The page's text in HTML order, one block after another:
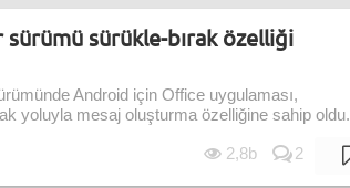
sürükle-bırak özelliği
Android için Office uygulaması,
yoluyla mesaj oluşturma özelliğine sahip oldu.
2,8b 2